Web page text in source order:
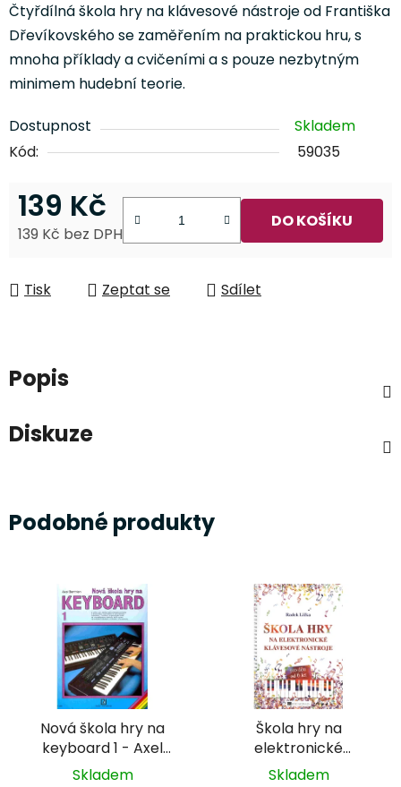
Čtyřdílná škola hry na klávesové nástroje od Františka
Dřevíkovského se zaměřením na praktickou hru, s
mnoha příklady a cvičeními a s pouze nezbytným
minimem hudební teorie.
Dostupnost
Skladem
Kód:
59035
139 Kč
139 Kč bez DPH
DO KOŠÍKU
Tisk Zeptat se Sdílet
Popis
Diskuze
Podobné produkty
Nová škola hry na
keyboard 1 - Axel
Benthien
Skladem
Škola hry na
elektronické
klávesové nástroje -
Skladem